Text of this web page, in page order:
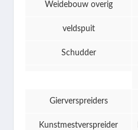
Weidebouw overig
veldspuit
Schudder
Gierverspreiders
Kunstmestverspreider